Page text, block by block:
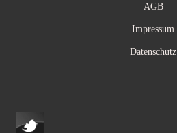
AGB
Impressum
Datenschutz